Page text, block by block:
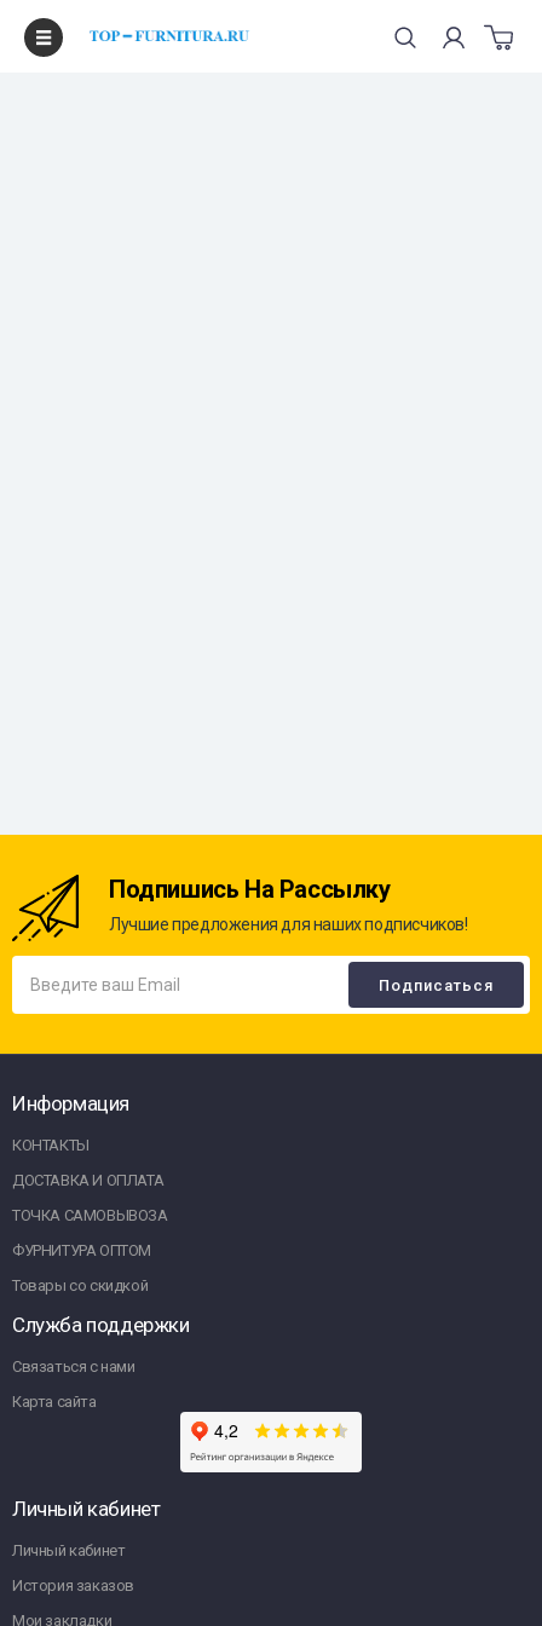
Подпишись На Рассылку
Лучшие предложения для наших подписчиков!
Информация
КОНТАКТЫ
ДОСТАВКА И ОПЛАТА
ТОЧКА САМОВЫВОЗА
ФУРНИТУРА ОПТОМ
Товары со скидкой
Служба поддержки
Связаться с нами
Карта сайта
Личный кабинет
Личный кабинет
История заказов
Мои закладки